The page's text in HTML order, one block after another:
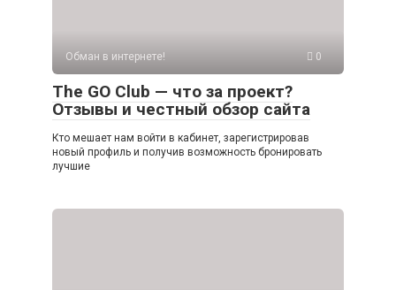
Обман в интернете! 0
The GO Club — что за проект?
Отзывы и честный обзор сайта
Кто мешает нам войти в кабинет, зарегистрировав
новый профиль и получив возможность бронировать
лучшие